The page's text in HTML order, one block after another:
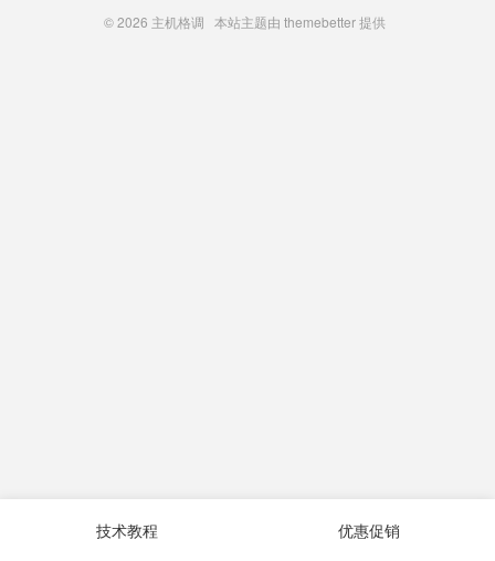
© 2026 主机格调 本站主题由 themebetter提供
技术教程 优惠促销